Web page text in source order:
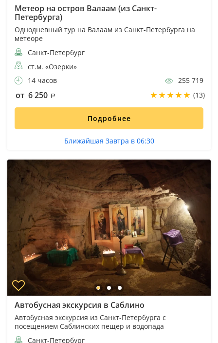
Метеор на остров Валаам (из Санкт-
Петербурга)
Однодневный тур на Валаам из Санкт-Петербурга на
метеоре
Санкт-Петербург
ст.м. «Озерки»
14 часов
255 719
от 6 250 (13)
Подробнее
Ближайшая Завтра в 06:30
Автобусная экскурсия в Саблино
Автобусная экскурсия из Санкт-Петербурга с
посещением Саблинских пещер и водопада
Санкт-Петербург